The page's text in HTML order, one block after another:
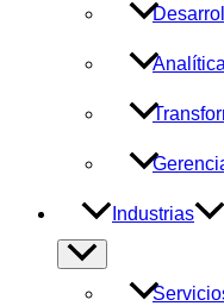
Industrias
Alternar
menú